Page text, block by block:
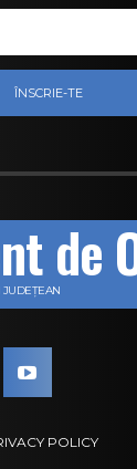
ÎNSCRIE-TE
de
JUDEȚEAN
POLICY